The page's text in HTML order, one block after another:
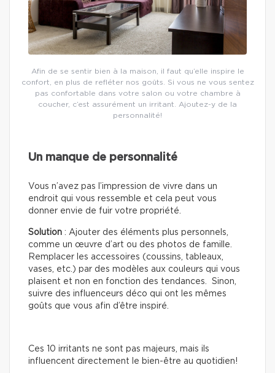
Afin de se sentir bien à la maison, il faut qu’elle inspire le
confort, en plus de refléter nos goûts. Si vous ne vous sentez
pas confortable dans votre salon ou votre chambre à
coucher, c’est assurément un irritant. Ajoutez-y de la
personnalité!
Un manque de personnalité
Vous n’avez pas l’impression de vivre dans un
endroit qui vous ressemble et cela peut vous
donner envie de fuir votre propriété.
Solution : Ajouter des éléments plus personnels,
comme un œuvre d’art ou des photos de famille.
Remplacer les accessoires (coussins, tableaux,
vases, etc.) par des modèles aux couleurs qui vous
plaisent et non en fonction des tendances. Sinon,
suivre des influenceurs déco qui ont les mêmes
goûts que vous afin d’être inspiré.
Ces 10 irritants ne sont pas majeurs, mais ils
influencent directement le bien-être au quotidien!